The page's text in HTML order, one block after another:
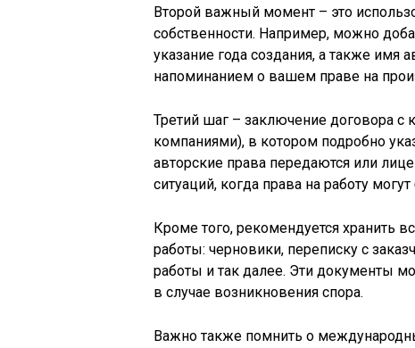
Второй важный момент – это
собственности. Например, можно
указание года создания, а также имя
напоминанием о вашем праве на
Третий шаг – заключение договора с
компаниями), в котором подробно
авторские права передаются или
ситуаций, когда права на работу
Кроме того, рекомендуется хранить
работы: черновики, переписку с
работы и так далее. Эти документы
в случае возникновения спора.
Важно также помнить о